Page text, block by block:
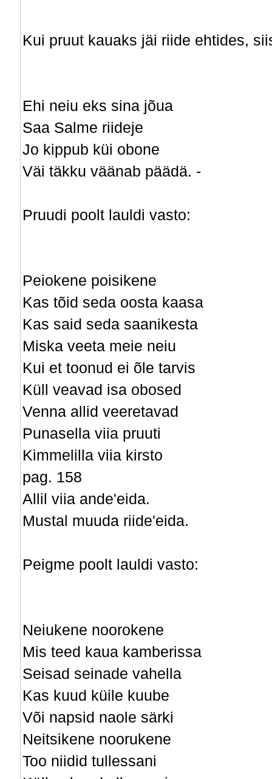
Kui pruut kauaks jäi riide ehtides,
Ehi neiu eks sina jõua
Saa Salme riideje
Jo kippub küi obone
Väi täkku väänab päädä. -
Pruudi poolt lauldi vasto:
Peiokene poisikene
Kas tõid seda oosta kaasa
Kas said seda saanikesta
Miska veeta meie neiu
Kui et toonud ei õle tarvis
Küll veavad isa obosed
Venna allid veeretavad
Punasella viia pruuti
Kimmelilla viia kirsto
pag. 158
Allil viia ande'eida.
Mustal muuda riide'eida.
Peigme poolt lauldi vasto:
Neiukene noorokene
Mis teed kaua kamberissa
Seisad seinade vahella
Kas kuud küile kuube
Või napsid naole särki
Neitsikene noorukene
Too niidid tullessani